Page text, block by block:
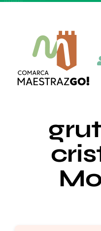
Quienes somos
Departamentos